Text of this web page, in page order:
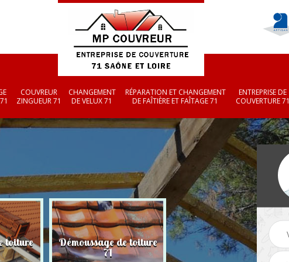
COUVREUR
ZINGUEUR 71
CHANGEMENT
DE VELUX 71
RÉPARATION ET CHANGEMENT
DE FAÎTIÈRE ET FAÎTAGE 71
ENTREPRISE DE
COUVERTURE 71
toiture Démoussage de toiture
71 Couvreur zingueur 71